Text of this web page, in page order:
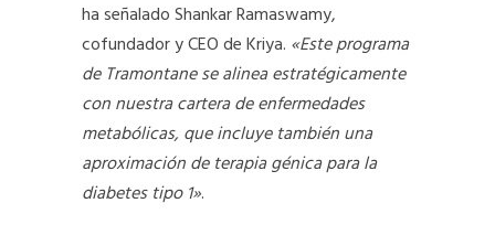
ha señalado Shankar Ramaswamy,
cofundador y CEO de Kriya. «Este programa
de Tramontane se alinea estratégicamente
con nuestra cartera de enfermedades
metabólicas, que incluye también una
aproximación de terapia génica para la
diabetes tipo 1».